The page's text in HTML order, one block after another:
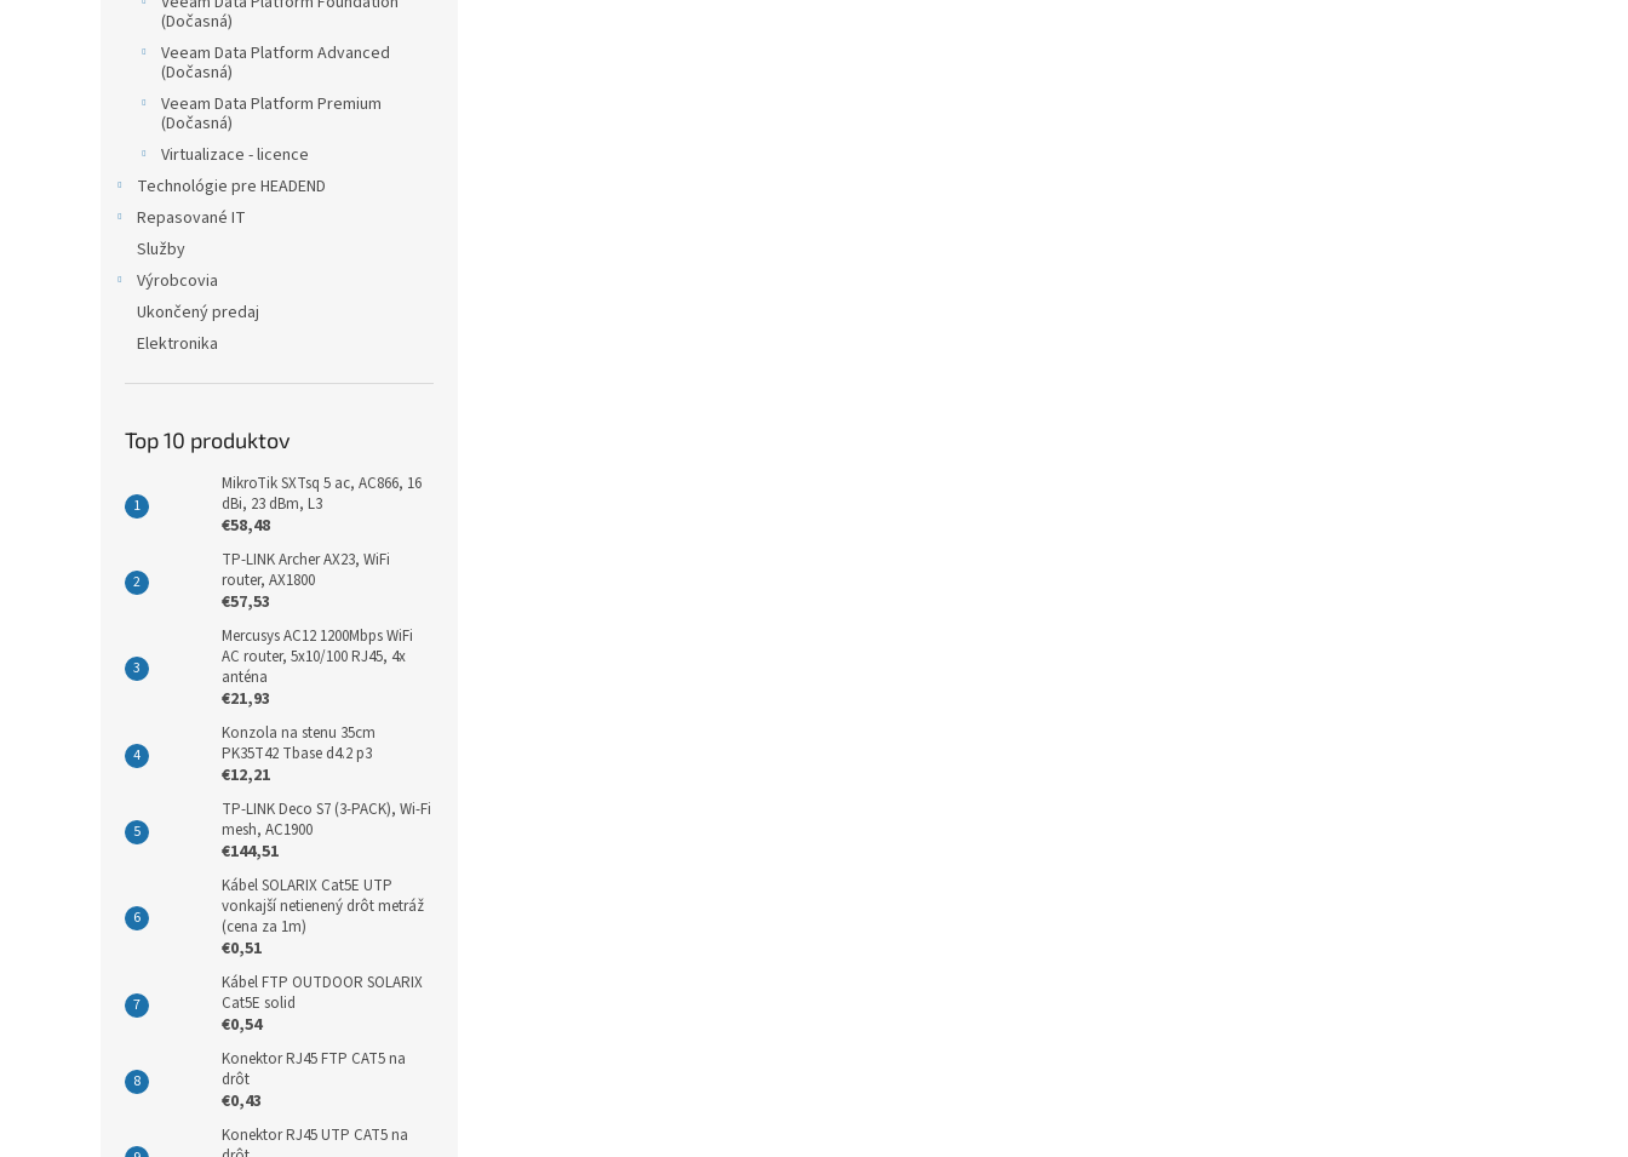
(Dočasná)
Veeam Data Platform Advanced
(Dočasná)
Veeam Data Platform Premium
(Dočasná)
Virtualizace - licence
Technológie pre HEADEND
Repasované IT
Služby
Výrobcovia
Ukončený predaj
Elektronika
Top 10 produktov
MikroTik SXTsq 5 ac, AC866, 16
dBi, 23 dBm, L3
€58,48
TP-LINK Archer AX23, WiFi
router, AX1800
€57,53
Mercusys AC12 1200Mbps WiFi
AC router, 5x10/100 RJ45, 4x
anténa
€21,93
Konzola na stenu 35cm
PK35T42 Tbase d4.2 p3
€12,21
TP-LINK Deco S7 (3-PACK), Wi-Fi
mesh, AC1900
€144,51
Kábel SOLARIX Cat5E UTP
vonkajší netienený drôt metráž
(cena za 1m)
€0,51
Kábel FTP OUTDOOR SOLARIX
Cat5E solid
€0,54
Konektor RJ45 FTP CAT5 na
drôt
€0,43
Konektor RJ45 UTP CAT5 na